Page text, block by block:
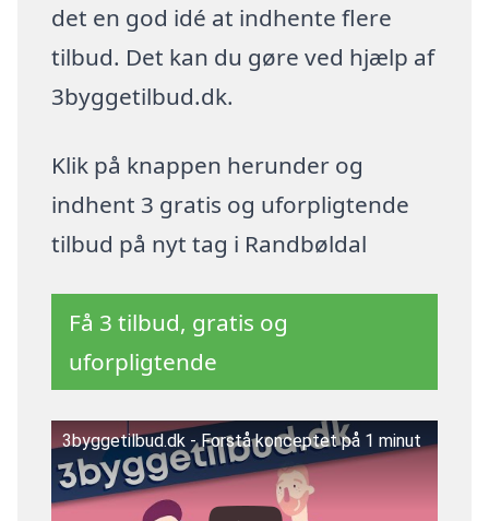
det en god idé at indhente flere
tilbud. Det kan du gøre ved hjælp af
3byggetilbud.dk.
Klik på knappen herunder og
indhent 3 gratis og uforpligtende
tilbud på nyt tag i Randbøldal
Få 3 tilbud, gratis og
uforpligtende
3byggetilbud.dk - Forstå konceptet på 1 minut